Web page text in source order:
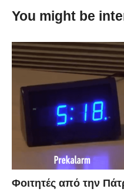
You might be
Φοιτητές από την